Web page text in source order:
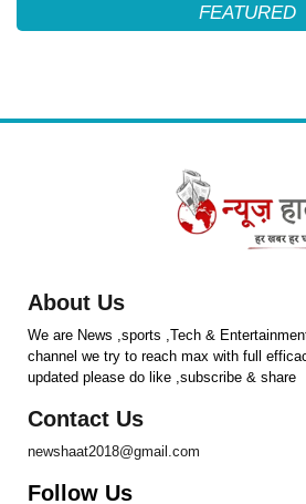
FEATURED
About Us
We are News ,sports ,Tech &
channel we try to reach max with full
updated please do like ,subscribe & share
Contact Us
newshaat2018@gmail.com
Follow Us